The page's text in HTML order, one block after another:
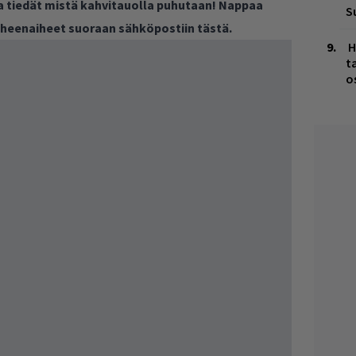
tiedät mistä kahvitauolla puhutaan! Nappaa
suoraan sähköpostiin tästä.